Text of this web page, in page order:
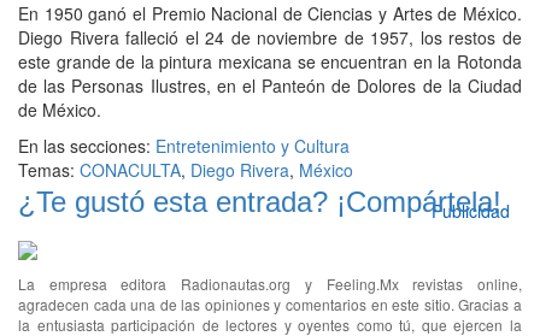
En 1950 ganó el Premio Nacional de Ciencias y Artes de México.
Diego Rivera falleció el 24 de noviembre de 1957, los restos de
este grande de la pintura mexicana se encuentran en la Rotonda
de las Personas Ilustres, en el Panteón de Dolores de la Ciudad
de México.
En las secciones: Entretenimiento y Cultura
Temas: CONACULTA, Diego Rivera, México
¿Te gustó esta entrada? ¡Compártela!
Publicidad
La empresa editora Radionautas.org y Feeling.Mx revistas online,
agradecen cada una de las opiniones y comentarios en este sitio. Gracias a
la entusiasta participación de lectores y oyentes como tú, que ejercen la